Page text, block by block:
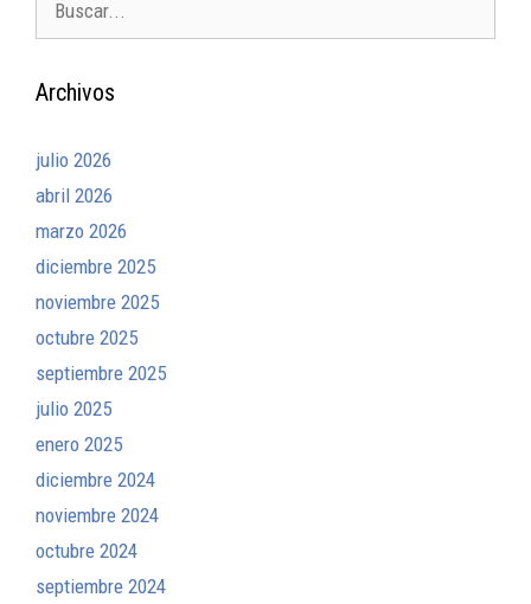
Archivos
julio 2026
abril 2026
marzo 2026
diciembre 2025
noviembre 2025
octubre 2025
septiembre 2025
julio 2025
enero 2025
diciembre 2024
noviembre 2024
octubre 2024
septiembre 2024